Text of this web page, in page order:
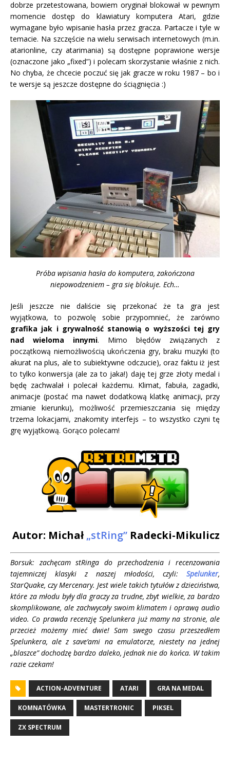
dobrze przetestowana, bowiem oryginał blokował w pewnym
momencie dostęp do klawiatury komputera Atari, gdzie
wymagane było wpisanie hasła przez gracza. Partacze i tyle w
temacie. Na szczęście na wielu serwisach internetowych (m.in.
atarionline, czy atarimania) są dostępne poprawione wersje
(oznaczone jako „fixed”) i polecam skorzystanie właśnie z nich.
No chyba, że chcecie poczuć się jak gracze w roku 1987 – bo i
te wersje są jeszcze dostępne do ściągnięcia :)
Próba wpisania hasła do komputera, zakończona
niepowodzeniem – gra się blokuje. Ech…
Jeśli jeszcze nie daliście się przekonać że ta gra jest
wyjątkowa, to pozwolę sobie przypomnieć, że zarówno
grafika jak i grywalność stanowią o wyższości tej gry
nad wieloma innymi. Mimo błędów związanych z
początkową niemożliwością ukończenia gry, braku muzyki (to
akurat na plus, ale to subiektywne odczucie), oraz faktu iż jest
to tylko konwersja (ale za to jaka!) daję tej grze złoty medal i
będę zachwalał i polecał każdemu. Klimat, fabuła, zagadki,
animacje (postać ma nawet dodatkową klatkę animacji, przy
zmianie kierunku), możliwość przemieszczania się między
trzema lokacjami, znakomity interfejs – to wszystko czyni tę
grę wyjątkową. Gorąco polecam!
Autor: Michał„stRing” Radecki-Mikulicz
Borsuk: zachęcam stRinga do przechodzenia i recenzowania
tajemniczej klasyki z naszej młodości, czyli: Spelunker,
StarQuake, czy Mercenary. Jest wiele takich tytułów z dzieciństwa,
które za młodu były dla graczy za trudne, zbyt wielkie, za bardzo
skomplikowane, ale zachwycały swoim klimatem i oprawą audio
video. Co prawda recenzję Spelunkera już mamy na stronie, ale
przecież możemy mieć dwie! Sam swego czasu przeszedłem
Spelunkera, ale z save’ami na emulatorze, niestety na jednej
„blaszce” dochodzę bardzo daleko, jednak nie do końca. W takim
razie czekam!
ACTION-ADVENTURE ATARI GRA NA MEDAL
KOMNATÓWKA MASTERTRONIC PIKSEL
ZX SPECTRUM